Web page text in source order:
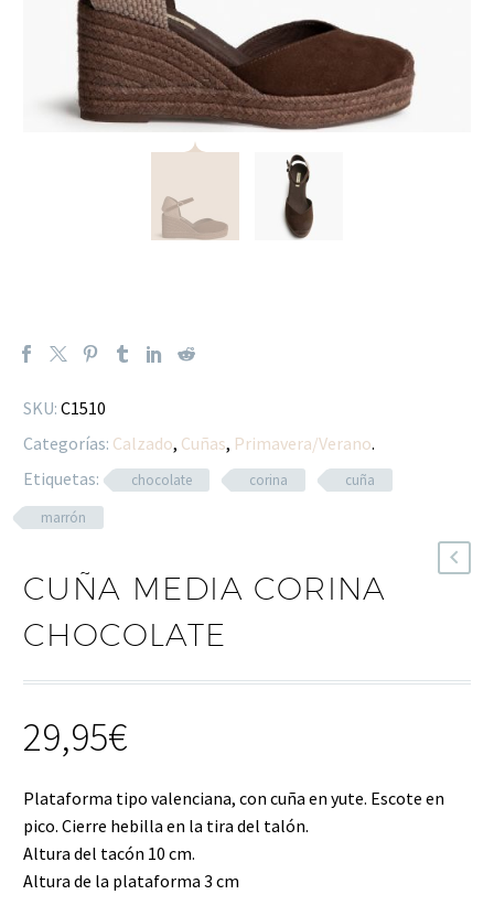
SKU: C1510
Categorías: Calzado, Cuñas, Primavera/Verano.
Etiquetas:
chocolate corina
cuña
marrón
CUÑA MEDIA CORINA
CHOCOLATE
29,95€
Plataforma tipo valenciana, con cuña en yute. Escote en
pico. Cierre hebilla en la tira del talón.
Altura del tacón 10 cm.
Altura de la plataforma 3 cm